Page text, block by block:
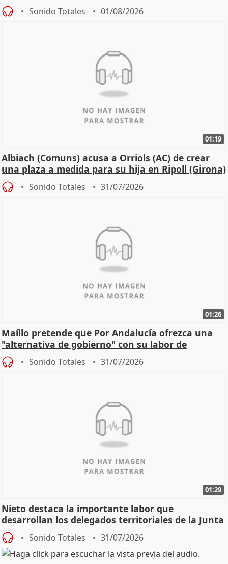
Sonido Totales 01/08/2026
01:19
Albiach (Comuns) acusa a Orriols (AC) de crear
una plaza a medida para su hija en Ripoll (Girona)
Sonido Totales 31/07/2026
01:26
Maíllo pretende que Por Andalucía ofrezca una
"alternativa de gobierno" con su labor de
oposición
Sonido Totales 31/07/2026
01:29
Nieto destaca la importante labor que
desarrollan los delegados territoriales de la Junta
Sonido Totales 31/07/2026